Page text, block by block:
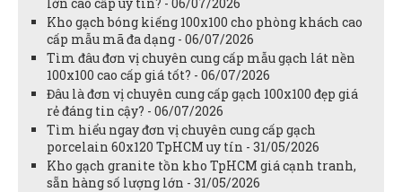
Kho gạch bóng kiếng 100x100 cho phòng khách cao
cấp mẫu mã đa dạng - 06/07/2026
Tìm đâu đơn vị chuyên cung cấp mẫu gạch lát nền
100x100 cao cấp giá tốt? - 06/07/2026
Đâu là đơn vị chuyên cung cấp gạch 100x100 đẹp giá
rẻ đáng tin cậy? - 06/07/2026
Tìm hiểu ngay đơn vị chuyên cung cấp gạch
porcelain 60x120 TpHCM uy tín - 31/05/2026
Kho gạch granite tồn kho TpHCM giá cạnh tranh,
sẵn hàng số lượng lớn - 31/05/2026